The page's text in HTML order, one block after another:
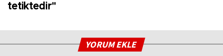
tetiktedir"
YORUM EKLE